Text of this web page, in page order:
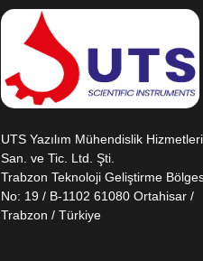
UTS Yazılım Mühendislik Hizmetleri
San. ve Tic. Ltd. Şti.
Trabzon Teknoloji Geliştirme
No: 19 / B-1102 61080 Ortahisar /
Trabzon / Türkiye